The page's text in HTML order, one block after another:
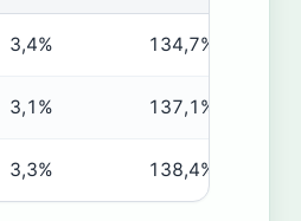
3,4% 134,7%
3,1% 137,1%
3,3% 138,4%